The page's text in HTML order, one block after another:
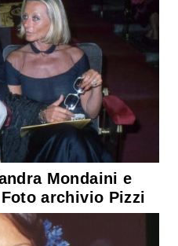
Mondaini e
archivio Pizzi